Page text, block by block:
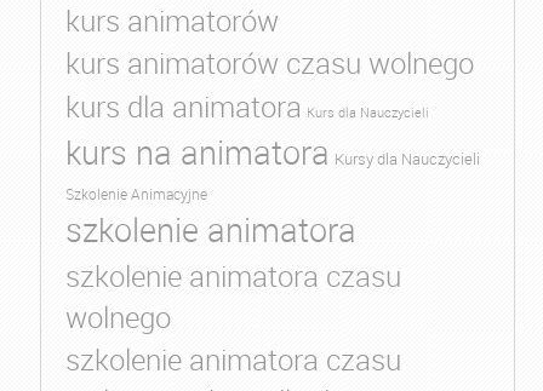
kurs animatorów
kurs animatorów czasu wolnego
kurs dla animatora Kurs dla Nauczycieli
kurs na animatora Kursy dla Nauczycieli
Szkolenie Animacyjne
szkolenie animatora
szkolenie animatora czasu
wolnego
szkolenie animatora czasu